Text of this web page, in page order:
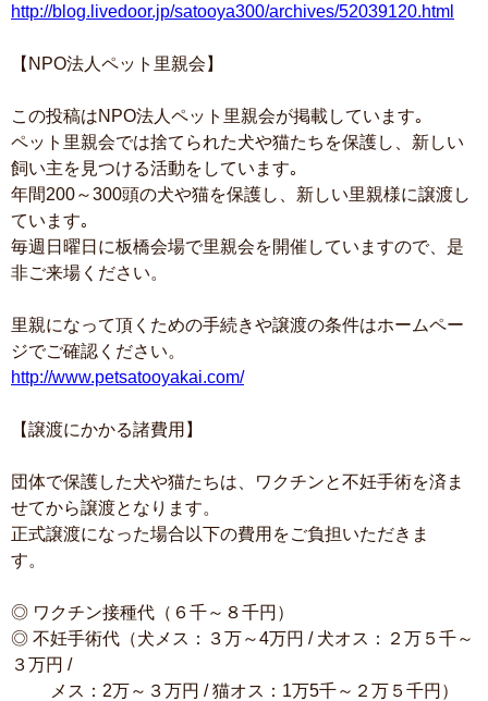
http://blog.livedoor.jp/satooya300/archives/52039120.html
【NPO法人ペット里親会】
この投稿はNPO法人ペット里親会が掲載しています｡
ペット里親会では捨てられた犬や猫たちを保護し、新しい
飼い主を見つける活動をしています｡
年間200～300頭の犬や猫を保護し、新しい里親様に譲渡し
ています｡
毎週日曜日に板橋会場で里親会を開催していますので、是
非ご来場ください。
里親になって頂くための手続きや譲渡の条件はホームペー
ジでご確認ください。
http://www.petsatooyakai.com/
【譲渡にかかる諸費用】
団体で保護した犬や猫たちは、ワクチンと不妊手術を済ま
せてから譲渡となります。
正式譲渡になった場合以下の費用をご負担いただきま
す。
◎ ワクチン接種代（６千～８千円）
◎ 不妊手術代（犬メス：３万～4万円 / 犬オス：２万５千～
３万円 /
メス：2万～３万円 / 猫オス：1万5千～２万５千円）